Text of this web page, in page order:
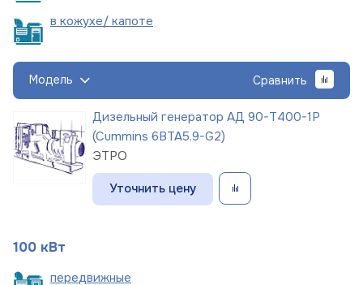
в кожухе/ капоте
Модель Сравнить
Дизельный генератор АД 90-Т400-1Р
(Cummins 6BTA5.9-G2)
ЭТРО
Уточнить цену
100 кВт
передвижные